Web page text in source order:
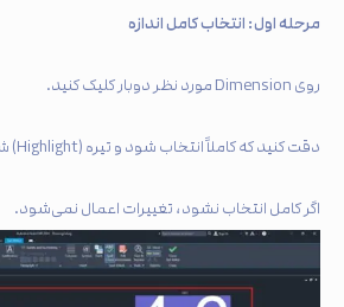
مرحله اول: انتخاب کامل اندازه
روی Dimension مورد نظر دوبار کلیک کنید.
دقت کنید که کاملاً انتخاب شود و تیره (Highlight) شود.
اگر کامل انتخاب نشود، تغییرات اعمال نمی‌شود.